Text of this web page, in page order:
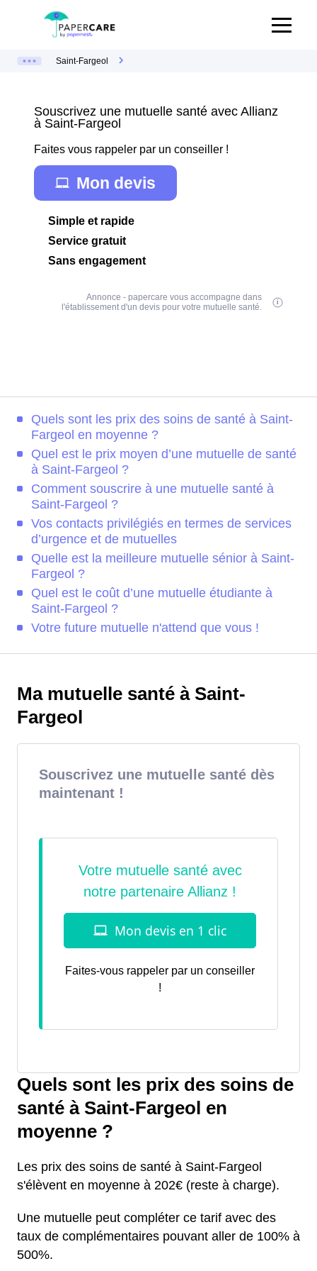
Saint-Fargeol
Souscrivez une mutuelle santé avec Allianz
à Saint-Fargeol
Faites vous rappeler par un conseiller !
Mon devis
Simple et rapide
Service gratuit
Sans engagement
Annonce - papercare vous accompagne dans
l'établissement d'un devis pour votre mutuelle santé.
Quels sont les prix des soins de santé à Saint-
Fargeol en moyenne ?
Quel est le prix moyen d’une mutuelle de santé
à Saint-Fargeol ?
Comment souscrire à une mutuelle santé à
Saint-Fargeol ?
Vos contacts privilégiés en termes de services
d’urgence et de mutuelles
Quelle est la meilleure mutuelle sénior à Saint-
Fargeol ?
Quel est le coût d’une mutuelle étudiante à
Saint-Fargeol ?
Votre future mutuelle n'attend que vous !
Ma mutuelle santé à Saint-
Fargeol
Souscrivez une mutuelle santé dès
maintenant !
Faites-vous rappeler par un conseiller
!
Quels sont les prix des soins de
santé à Saint-Fargeol en
moyenne ?
Les prix des soins de santé à Saint-Fargeol
s'élèvent en moyenne à 202€ (reste à charge).
Une mutuelle peut compléter ce tarif avec des
taux de complémentaires pouvant aller de 100% à
500%.